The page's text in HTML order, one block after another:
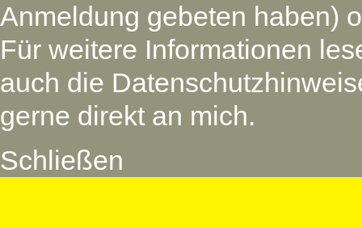
Anmeldung gebeten haben)
Für weitere Informationen
auch die
gerne direkt an mich.
Schließen